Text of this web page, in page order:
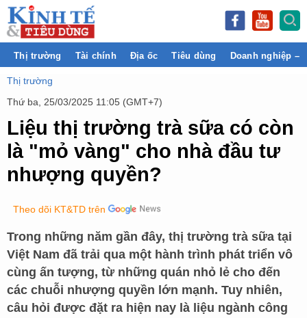
Thị trường Tài chính Địa ốc Tiêu dùng Doanh nghiệp –
Thị trường
Thứ ba, 25/03/2025 11:05 (GMT+7)
Liệu thị trường trà sữa có còn
là "mỏ vàng" cho nhà đầu tư
nhượng quyền?
Theo dõi KT&TD trên
Trong những năm gần đây, thị trường trà sữa tại
Việt Nam đã trải qua một hành trình phát triển vô
cùng ấn tượng, từ những quán nhỏ lẻ cho đến
các chuỗi nhượng quyền lớn mạnh. Tuy nhiên,
câu hỏi được đặt ra hiện nay là liệu ngành công